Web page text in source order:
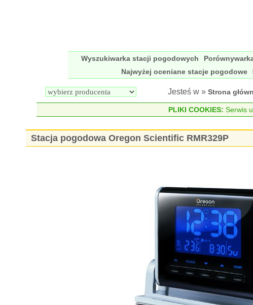
Wyszukiwarka stacji pogodowych
Najwyżej oceniane stacje pogodowe
Jesteś w » Strona
PLIKI COOKIES: Serwis
Stacja pogodowa Oregon Scientific RMR329P